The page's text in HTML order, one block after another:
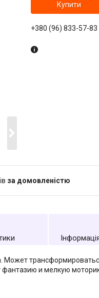
Купити
+380 (96) 833-57-83
за домовленістю
Может
и мелкую